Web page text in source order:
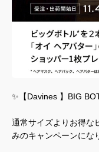
✨【Davines 】BIG
通常サイズよりお得な
みのキャンペーンにな